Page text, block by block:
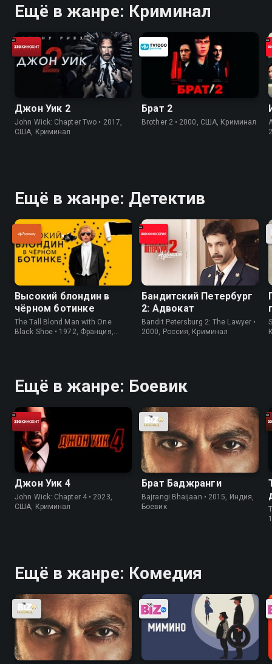
Ещё в жанре: Криминал
Джон Уик 2
John Wick: Chapter Two • 2017,
США, Криминал
Брат 2
Brother 2 • 2000, США, Криминал
Ещё в жанре: Детектив
Высокий блондин в
чёрном ботинке
The Tall Blond Man with One
Black Shoe • 1972, Франция,
Бандитский Петербург
2: Адвокат
Bandit Petersburg 2: The Lawyer •
2000, Россия, Криминал
Ещё в жанре: Боевик
Джон Уик 4
John Wick: Chapter 4 • 2023,
США, Криминал
Брат Баджранги
Bajrangi Bhaijaan • 2015, Индия,
Боевик
Ещё в жанре: Комедия